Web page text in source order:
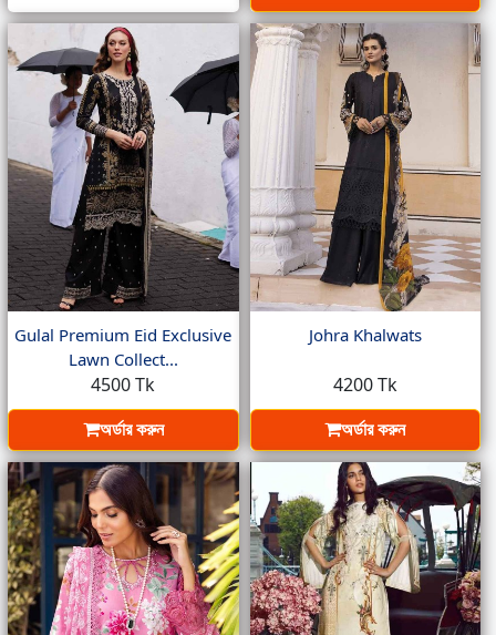
Gulal Premium Eid Exclusive
Lawn Collect...
4500 Tk
অর্ডার করুন
Johra Khalwats
4200 Tk
অর্ডার করুন